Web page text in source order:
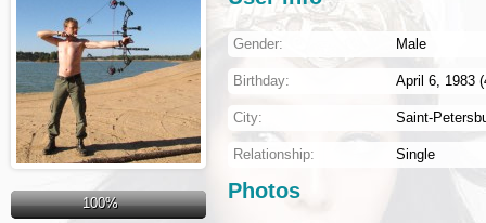
100%
Gender: Male
Birthday: April 6, 1983
City: Saint-
Relationship: Single
Photos